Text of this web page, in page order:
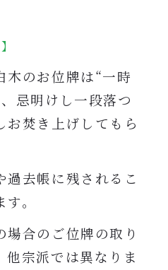
木のお位牌は“一時
忌明けし一段落つ
お焚き上げしてもら
過去帳に残されるこ
。
場合のご位牌の取り
宗派では異なりま